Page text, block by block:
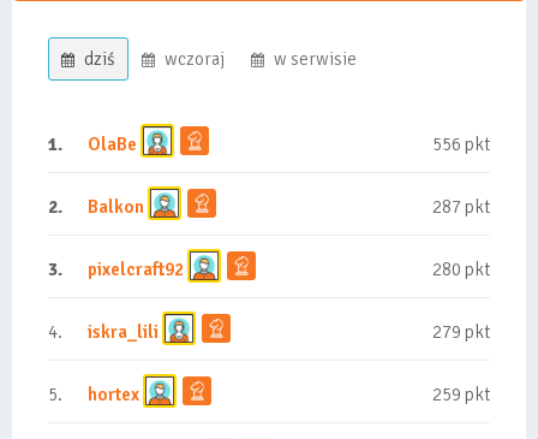
dziś wczoraj w serwisie
1. OlaBe 556 pkt
2. Balkon 287 pkt
3. pixelcraft92 280 pkt
4. iskra_lili 279 pkt
5. hortex 259 pkt